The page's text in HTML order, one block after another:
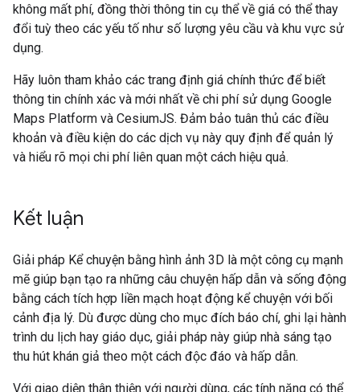
không mất phí, đồng thời thông tin cụ thể về giá có thể thay
đổi tuỳ theo các yếu tố như số lượng yêu cầu và khu vực sử
dụng.
Hãy luôn tham khảo các trang định giá chính thức để biết
thông tin chính xác và mới nhất về chi phí sử dụng Google
Maps Platform và CesiumJS. Đảm bảo tuân thủ các điều
khoản và điều kiện do các dịch vụ này quy định để quản lý
và hiểu rõ mọi chi phí liên quan một cách hiệu quả.
Kết luận
Giải pháp Kể chuyện bằng hình ảnh 3D là một công cụ mạnh
mẽ giúp bạn tạo ra những câu chuyện hấp dẫn và sống động
bằng cách tích hợp liền mạch hoạt động kể chuyện với bối
cảnh địa lý. Dù được dùng cho mục đích báo chí, ghi lại hành
trình du lịch hay giáo dục, giải pháp này giúp nhà sáng tạo
thu hút khán giả theo một cách độc đáo và hấp dẫn.
Với giao diện thân thiện với người dùng, các tính năng có thể